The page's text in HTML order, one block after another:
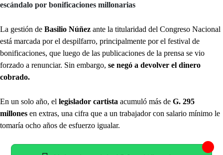
escándalo por bonificaciones millonarias
La gestión de Basilio Núñez ante la titularidad del Congreso Nacional
está marcada por el despilfarro, principalmente por el festival de
bonificaciones, que luego de las publicaciones de la prensa se vio
forzado a renunciar. Sin embargo, se negó a devolver el dinero
cobrado.
En un solo año, el legislador cartista acumuló más de G. 295
millones en extras, una cifra que a un trabajador con salario mínimo le
tomaría ocho años de esfuerzo igualar.